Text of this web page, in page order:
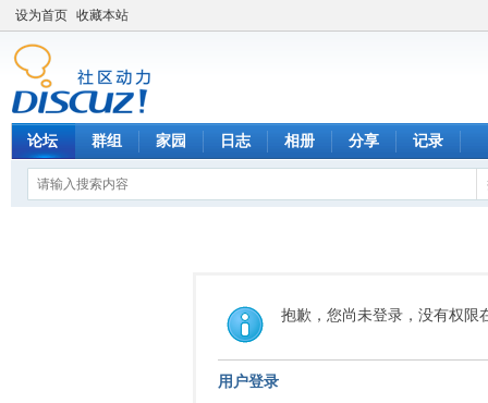
设为首页 收藏本站
论坛 群组 家园 日志 相册 分享 记录
抱歉，您尚未登录，没有权限
用户登录